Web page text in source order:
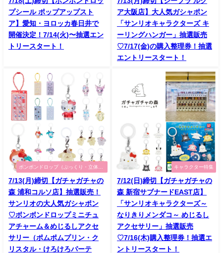
プシール ポップアップスト
ア】愛知・ヨロッカ春日井で
開催決定！7/14(火)〜抽選エン
トリースタート！
ア大阪店】大人気ガシャポン
「サンリオキャラクターズ キ
ーリングハンガー」抽選販売
♡7/17(金)の購入整理券！抽選
エントリースタート！
ボンボンドロップ（ぷっくり・立体シ
7/13(月)締切【ガチャガチャの
森 浦和コルソ店】抽選販売！
サンリオの大人気ガシャポン
♡ボンボンドロップミニチュ
アチャーム＆めじるしアクセ
サリー（ポムポムプリン・ク
リスタル・けろけろパーテ
キャラクター特集
7/12(日)締切【ガチャガチャの
森 新宿サブナードEAST店】
「サンリオキャラクターズ～
なりきりメンダコ～ めじるし
アクセサリー」抽選販売
♡7/16(木)購入整理券！抽選エ
ントリースタート！